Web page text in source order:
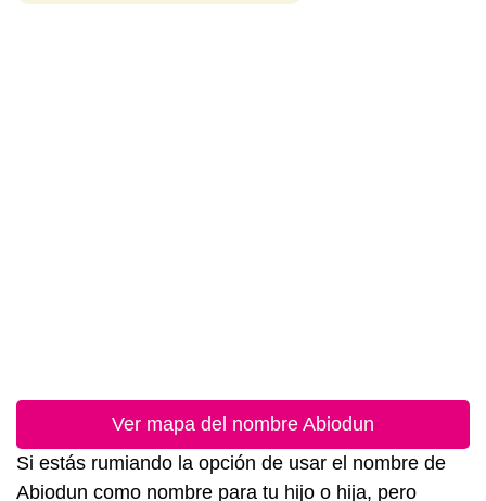
Ver mapa del nombre Abiodun
Si estás rumiando la opción de usar el nombre de
Abiodun como nombre para tu hijo o hija, pero